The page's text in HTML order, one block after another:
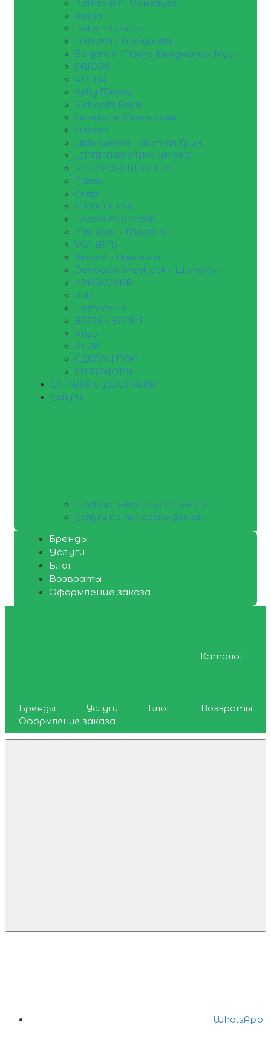
Ramsauer - Рамзауер
Reesa
Dulux - Luxium
Tikkurila - Тиккурила
Benjamin Moore-Бенджамин Мур
SAICOS
ADLER
Kelly Moore
Richard's Paint
Selectone (Селектон)
Sikkens
Little Greene - Литтл Грин
LINNIMAX-ЛИННИМАКС
PINOTEX-ПИНОТЕКС
Adesiv
Certa
FINNCOLOR
Церезит (Ceresit)
Marshall - Maestro
VGT (ВГТ)
Vincent - Винсент
Danogips Sheetrock - Шитрок
KRASKOVAR
Petri
Hammerite
BRITE - БРАЙТ
Anza
ALPA
СДЕЛАЙ ПОЛ
SYMPHONY
ОПЛАТА И ДОСТАВКА
Услуги
Подбор цвета на объекте
Услуги по покраске домов
Бренды
Услуги
Блог
Возвраты
Оформление заказа
Каталог
Бренды Услуги Блог
Возвраты
Оформление заказа
WhatsApp